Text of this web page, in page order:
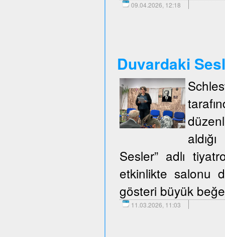
09.04.2026, 12:18
Duvardaki
Sesler” adlı
etkinlikte salonu
gösteri büyük
11.03.2026, 11:03